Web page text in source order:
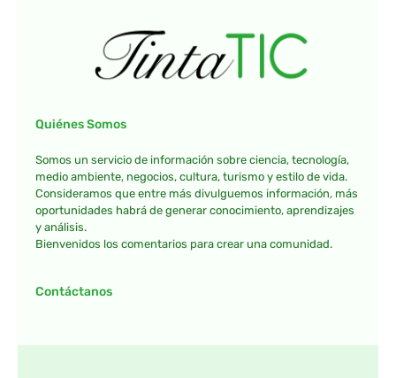
Quiénes Somos
Somos un servicio de información sobre ciencia, tecnología,
medio ambiente, negocios, cultura, turismo y estilo de vida.
Consideramos que entre más divulguemos información, más
oportunidades habrá de generar conocimiento, aprendizajes
y análisis.
Bienvenidos los comentarios para crear una comunidad.
Contáctanos